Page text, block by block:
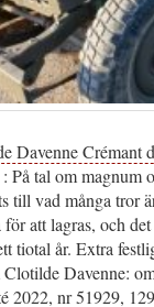
Davenne Crémant
På tal om magnum
till vad många tror
för att lagras, och
tiotal år. Extra
Davenne:
2022, nr 51929,